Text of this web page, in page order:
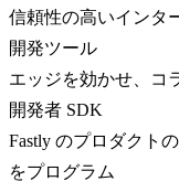
信頼性の高いインタ
開発ツール
エッジを効かせ、コ
開発者 SDK
Fastly のプロダクト
をプログラム